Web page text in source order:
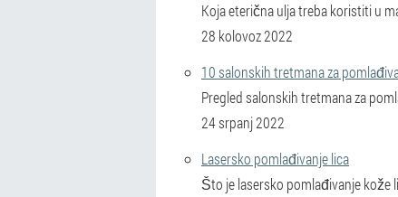
Koja eterična ulja treba koristiti u
28 kolovoz 2022
10 salonskih tretmana za
Pregled salonskih tretmana za
24 srpanj 2022
Lasersko pomlađivanje lica
Što je lasersko pomlađivanje kože